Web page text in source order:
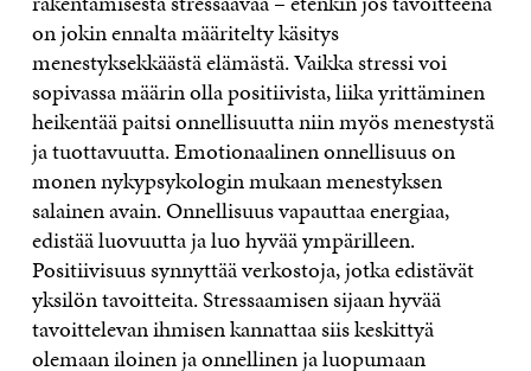
on jokin ennalta määritelty käsitys
menestyksekkäästä elämästä. Vaikka stressi voi
sopivassa määrin olla positiivista, liika yrittäminen
heikentää paitsi onnellisuutta niin myös menestystä
ja tuottavuutta. Emotionaalinen onnellisuus on
monen nykypsykologin mukaan menestyksen
salainen avain. Onnellisuus vapauttaa energiaa,
edistää luovuutta ja luo hyvää ympärilleen.
Positiivisuus synnyttää verkostoja, jotka edistävät
yksilön tavoitteita. Stressaamisen sijaan hyvää
tavoittelevan ihmisen kannattaa siis keskittyä
olemaan iloinen ja onnellinen ja luopumaan